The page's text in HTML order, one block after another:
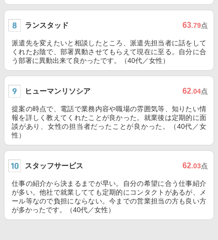
ランスタッド 63.79点
派遣先を変えたいと相談したところ、派遣先担当者に話をして
くれたお陰で、部署異動させてもらえて現在に至る。自分に合
う部署に異動出来て良かったです。（40代／女性）
ヒューマンリソシア 62.04点
提案の時点で、電話で業務内容や職場の雰囲気等、知りたい情
報を詳しく教えてくれたことが良かった。就業後は定期的に面
談があり、女性の担当者だったことが良かった。（40代／女
性）
スタッフサービス 62.03点
仕事の紹介から決まるまでが早い。自分の希望に合う仕事紹介
が多い。他社で就業してても定期的にコンタクトがあるが、メ
ール等なので負担にならない。今までの営業担当の方も良い方
が多かったです。（40代／女性）